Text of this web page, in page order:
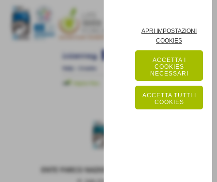
ENTE PARCO NAZIONALE DELLA MAIELLA
APRI IMPOSTAZIONI
COOKIES
ACCETTA I
COOKIES
NECESSARI
ACCETTA TUTTI I
COOKIES